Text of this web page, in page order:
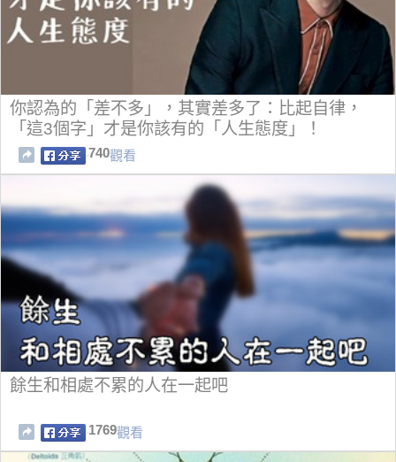
你認為的「差不多」，其實差多了：比起自律，
「這3個字」才是你該有的「人生態度」！
740觀看
餘生和相處不累的人在一起吧
1769觀看